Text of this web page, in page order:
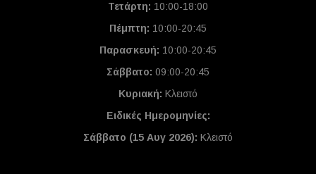
Τετάρτη: 10:00-18:00
Πέμπτη: 10:00-20:45
Παρασκευή: 10:00-20:45
Σάββατο: 09:00-20:45
Κυριακή: Κλειστό
Ειδικές Ημερομηνίες:
Σάββατο (15 Αυγ 2026): Κλειστό